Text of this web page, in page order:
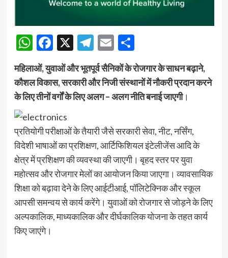
WhatsApp
Facebook
X Telegram
EmailShare
महिलाओं, युवाओं और भूतपूर्व सैनिकों के रोजगार के साधन बढ़ाने,
कौशल विकास, सरकारी और निजी संस्थानों में नौकरी प्रदान करने
के लिए तीनों वर्गों के लिए अलग – अलग नीति बनाई जाएगी।
प्रतियोगी परीक्षाओं के तैयारी जैसे सरकारी सेवा, नीट, नर्सिंग,
विदेशी भाषाओं का प्रशिक्षण, आर्टिफिशियल इंटेलीजेंस आदि के
क्षेत्र में प्रशिक्षण की व्यवस्था की जाएगी। बृहद स्तर पर युवा
महोत्सव और रोजगार मेलों का आयोजन किया जाएगा। व्यावसायिक
शिक्षा को बढ़ावा देने के लिए आईटीआई, पॉलिटेक्निक और स्कूल
आपसी समन्वय से कार्य करेंगे। युवाओं को रोजगार से जोड़ने के लिए
अल्पकालिक, माध्यकालिक और दीर्घकालिक योजना के तहत कार्य
किए जाएंगे।